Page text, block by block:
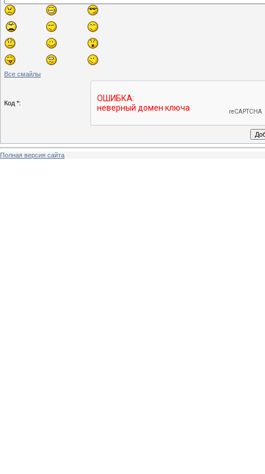
Все смайлы
Код *:
Полная версия сайта